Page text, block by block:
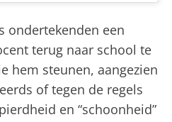
ondertekenden een
terug naar school te
hem steunen, aangezien
of tegen de regels
en “schoonheid”